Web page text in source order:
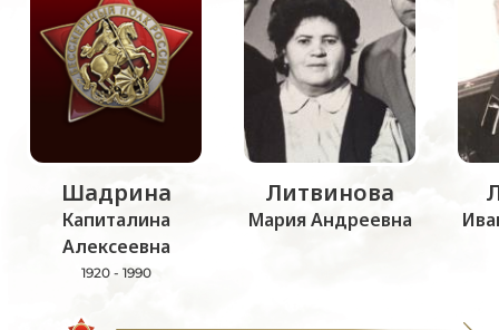
Шадрина
Капиталина
Алексеевна
1920 - 1990
Литвинова
Мария Андреевна